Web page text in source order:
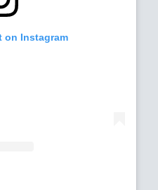
on Instagram